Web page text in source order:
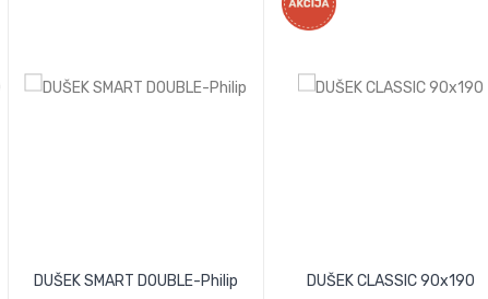
DUŠEK SMART DOUBLE-Philip DUŠEK CLASSIC 90x190